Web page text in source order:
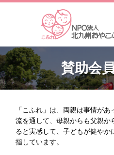
賛助会
「こふれ」は、両親は事情が
流を通して、母親からも父親か
ると実感して、子どもが健やか
指しています。